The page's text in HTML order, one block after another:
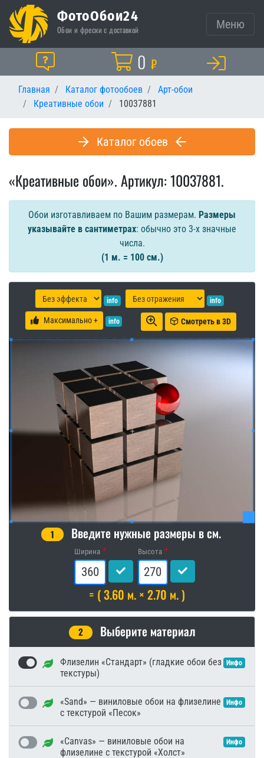
ФотоОбои24
Обои и фрески с доставкой Меню
Помощь Корзина
0 ₽
Главная Каталог фотообоев
Арт-обои
Креативные обои
10037881
Каталог обоев
«Креативные обои». Артикул: 10037881.
Обои изготавливаем по Вашим размерам. Размеры
указывайте в сантиметрах: обычно это 3-х значные
числа.
(1 м. = 100 см.)
info info
Максимально + info Смотреть в 3D
1 Введите нужные размеры в см.
Ширина Высота
= ( 3.60 м. × 2.70 м. )
2 Выберите материал
Флизелин «Стандарт» (гладкие обои без
текстуры)
Инфо
«Sand» — виниловые обои на флизелине
с текстурой «Песок»
Инфо
«Canvas» — виниловые обои на
флизелине с текстурой «Холст»
Инфо